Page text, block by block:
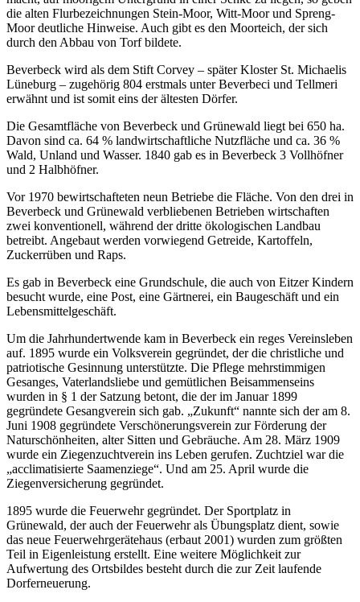
die alten Flurbezeichnungen Stein-Moor, Witt-Moor und Spreng-
Moor deutliche Hinweise. Auch gibt es den Moorteich, der sich
durch den Abbau von Torf bildete.
Beverbeck wird als dem Stift Corvey – später Kloster St. Michaelis
Lüneburg – zugehörig 804 erstmals unter Beverbeci und Tellmeri
erwähnt und ist somit eins der ältesten Dörfer.
Die Gesamtfläche von Beverbeck und Grünewald liegt bei 650 ha.
Davon sind ca. 64 % landwirtschaftliche Nutzfläche und ca. 36 %
Wald, Unland und Wasser. 1840 gab es in Beverbeck 3 Vollhöfner
und 2 Halbhöfner.
Vor 1970 bewirtschafteten neun Betriebe die Fläche. Von den drei in
Beverbeck und Grünewald verbliebenen Betrieben wirtschaften
zwei konventionell, während der dritte ökologischen Landbau
betreibt. Angebaut werden vorwiegend Getreide, Kartoffeln,
Zuckerrüben und Raps.
Es gab in Beverbeck eine Grundschule, die auch von Eitzer Kindern
besucht wurde, eine Post, eine Gärtnerei, ein Baugeschäft und ein
Lebensmittelgeschäft.
Um die Jahrhundertwende kam in Beverbeck ein reges Vereinsleben
auf. 1895 wurde ein Volksverein gegründet, der die christliche und
patriotische Gesinnung unterstützte. Die Pflege mehrstimmigen
Gesanges, Vaterlandsliebe und gemütlichen Beisammenseins
wurden in § 1 der Satzung betont, die der im Januar 1899
gegründete Gesangverein sich gab. „Zukunft“ nannte sich der am 8.
Juni 1908 gegründete Verschönerungsverein zur Förderung der
Naturschönheiten, alter Sitten und Gebräuche. Am 28. März 1909
wurde ein Ziegenzuchtverein ins Leben gerufen. Zuchtziel war die
„acclimatisierte Saamenziege“. Und am 25. April wurde die
Ziegenversicherung gegründet.
1895 wurde die Feuerwehr gegründet. Der Sportplatz in
Grünewald, der auch der Feuerwehr als Übungsplatz dient, sowie
das neue Feuerwehrgerätehaus (erbaut 2001) wurden zum größten
Teil in Eigenleistung erstellt. Eine weitere Möglichkeit zur
Aufwertung des Ortsbildes besteht durch die zur Zeit laufende
Dorferneuerung.